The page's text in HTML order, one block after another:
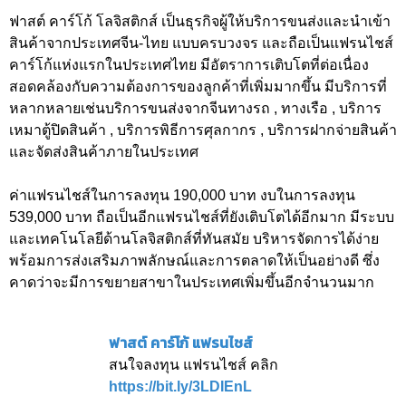
ฟาสต์ คาร์โก้ โลจิสติกส์ เป็นธุรกิจผู้ให้บริการขนส่งและนำเข้า
สินค้าจากประเทศจีน-ไทย แบบครบวงจร และถือเป็นแฟรนไชส์
คาร์โก้แห่งแรกในประเทศไทย มีอัตราการเติบโตที่ต่อเนื่อง
สอดคล้องกับความต้องการของลูกค้าที่เพิ่มมากขึ้น มีบริการที่
หลากหลายเช่นบริการขนส่งจากจีนทางรถ , ทางเรือ , บริการ
เหมาตู้ปิดสินค้า , บริการพิธีการศุลกากร , บริการฝากจ่ายสินค้า
และจัดส่งสินค้าภายในประเทศ
ค่าแฟรนไชส์ในการลงทุน 190,000 บาท งบในการลงทุน
539,000 บาท ถือเป็นอีกแฟรนไชส์ที่ยังเติบโตได้อีกมาก มีระบบ
และเทคโนโลยีด้านโลจิสติกส์ที่ทันสมัย บริหารจัดการได้ง่าย
พร้อมการส่งเสริมภาพลักษณ์และการตลาดให้เป็นอย่างดี ซึ่ง
คาดว่าจะมีการขยายสาขาในประเทศเพิ่มขึ้นอีกจำนวนมาก
ฟาสต์ คาร์โก้ แฟรนไชส์
สนใจลงทุน แฟรนไชส์ คลิก
https://bit.ly/3LDIEnL